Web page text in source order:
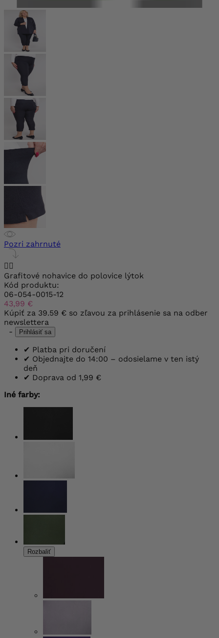
Pozri zahrnuté
 
Grafitové nohavice do polovice lýtok
Kód produktu:
06-054-0015-12
43,99 €
Kúpiť za 39.59 € so zľavou za prihlásenie sa na odber
newslettera
-
Prihlásiť sa
✔ Platba pri doručení
✔ Objednajte do 14:00 – odosielame v ten istý
deň
✔ Doprava od 1,99 €
Iné farby:
Rozbaliť